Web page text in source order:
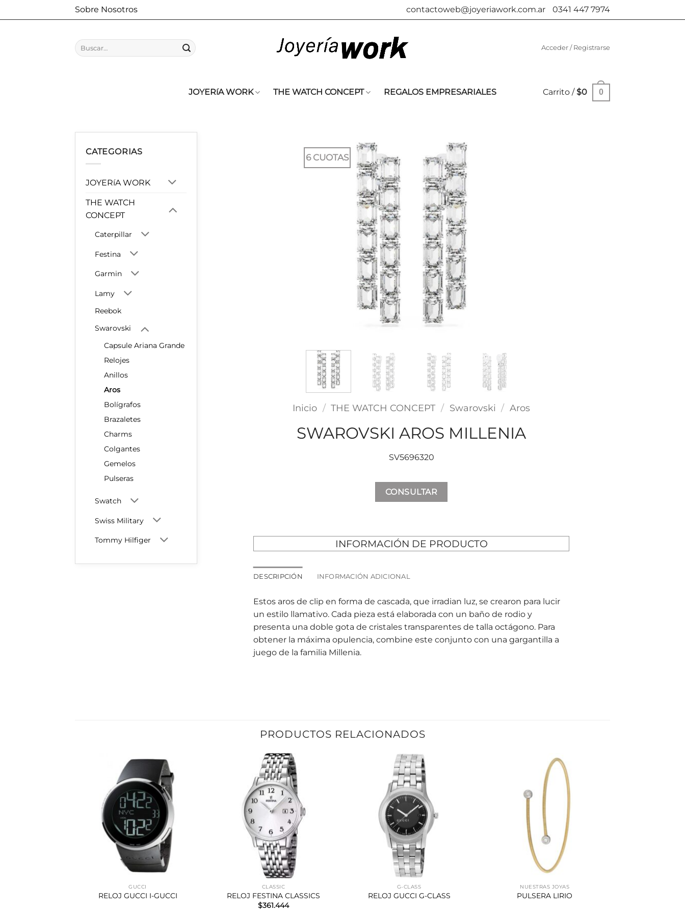
al
Sobre Nosotros contactoweb@joyeriawork.com.ar 0341 447 7974
Buscar
por:
Acceder / Registrarse
JOYERíA WORK THE WATCH CONCEPT REGALOS EMPRESARIALES Carrito /$0 0
CATEGORIAS
JOYERíA WORK
THE WATCH
CONCEPT
Caterpillar
Festina
Garmin
Lamy
Reebok
Swarovski
Capsule Ariana Grande
Relojes
Anillos
Aros
Bolígrafos
Brazaletes
Charms
Colgantes
Gemelos
Pulseras
Swatch
Swiss Military
Tommy Hilfiger
6 CUOTAS
Inicio / THE WATCH CONCEPT / Swarovski / Aros
SWAROVSKI AROS MILLENIA
SV5696320
CONSULTAR
INFORMACIÓN DE PRODUCTO
DESCRIPCIÓN INFORMACIÓN ADICIONAL
Estos aros de clip en forma de cascada, que irradian luz, se crearon para lucir
un estilo llamativo. Cada pieza está elaborada con un baño de rodio y
presenta una doble gota de cristales transparentes de talla octágono. Para
obtener la máxima opulencia, combine este conjunto con una gargantilla a
juego de la familia Millenia.
PRODUCTOS RELACIONADOS
GUCCI
RELOJ GUCCI I-GUCCI
CLASSIC
RELOJ FESTINA CLASSICS
$361.444
G-CLASS
RELOJ GUCCI G-CLASS
NUESTRAS JOYAS
PULSERA LIRIO